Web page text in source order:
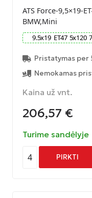
ATS Force-9,5×19-
BMW,Mini
9.5x19 ET47 5x120
Pristatymas per
Nemokamas
Kaina už vnt.
206,57 €
Turime sandėlyje
4 PIRKTI